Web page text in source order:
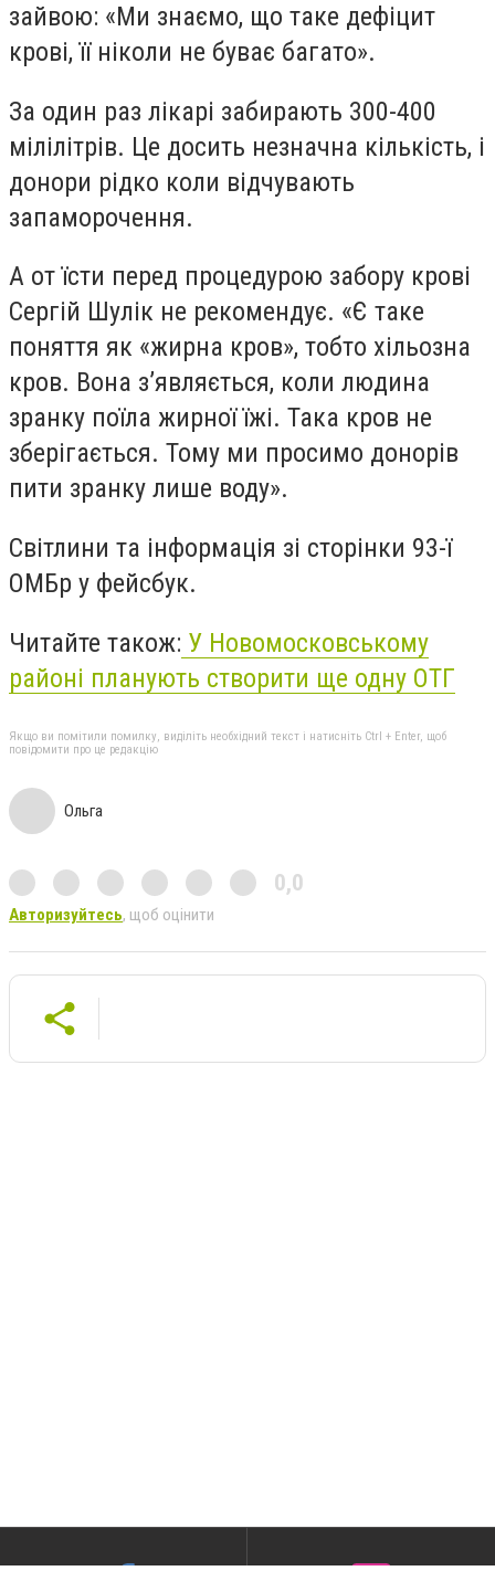
зайвою: «Ми знаємо, що таке дефіцит
крові, її ніколи не буває багато».
За один раз лікарі забирають 300-400
мілілітрів. Це досить незначна кількість, і
донори рідко коли відчувають
запаморочення.
А от їсти перед процедурою забору крові
Сергій Шулік не рекомендує. «Є таке
поняття як «жирна кров», тобто хільозна
кров. Вона з’являється, коли людина
зранку поїла жирної їжі. Така кров не
зберігається. Тому ми просимо донорів
пити зранку лише воду».
Світлини та інформація зі сторінки 93-ї
ОМБр у фейсбук.
Читайте також: У Новомосковському
районі планують створити ще одну ОТГ
Якщо ви помітили помилку, виділіть необхідний текст і натисніть Ctrl + Enter, щоб
повідомити про це редакцію
Ольга
0,0
Авторизуйтесь, щоб оцінити